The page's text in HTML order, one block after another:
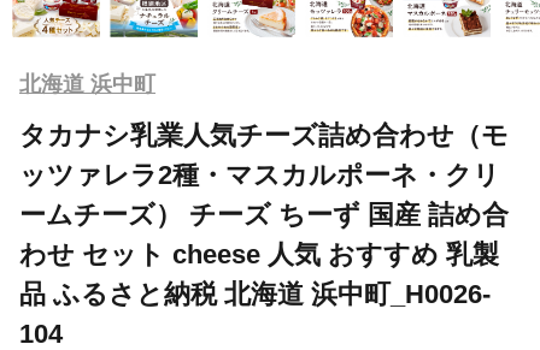
北海道 浜中町
タカナシ乳業人気チーズ詰め合わせ（モ
ッツァレラ2種・マスカルポーネ・クリ
ームチーズ） チーズ ちーず 国産 詰め合
わせ セット cheese 人気 おすすめ 乳製
品 ふるさと納税 北海道 浜中町_H0026-
104